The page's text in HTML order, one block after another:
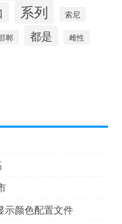
系列 索尼
郸 都是 雌性
示颜色配置文件